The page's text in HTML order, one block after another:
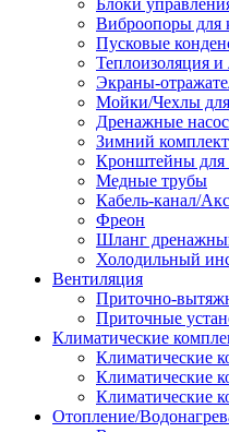
Блоки
Виброопоры для
Пусковые
Теплоизоляция и
Экраны-
Мойки/Чехлы
Дренажные
Зимний
Кронштейны для
Медные трубы
Кабель-канал/
Фреон
Шланг
Холодильный
Вентиляция
Приточно-
Приточные
Климатические
Климатические
Климатические
Климатические
Отопление/